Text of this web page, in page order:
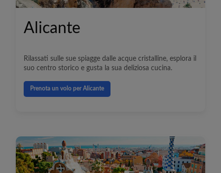
Alicante
Rilassati sulle sue spiagge dalle acque cristalline, esplora il
suo centro storico e gusta la sua deliziosa cucina.
Prenota un volo per Alicante